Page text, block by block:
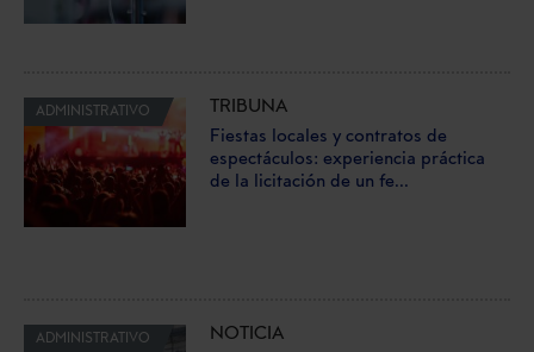
ADMINISTRATIVO
TRIBUNA
Fiestas locales y contratos de
espectáculos: experiencia práctica
de la licitación de un fe...
ADMINISTRATIVO
NOTICIA